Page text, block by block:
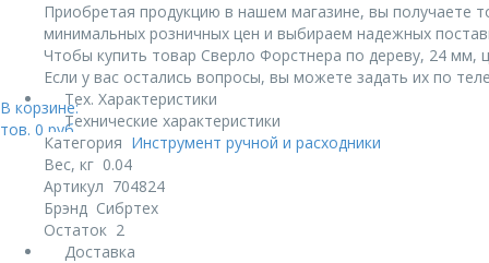
В корзине:
тов. 0 руб.
Приобретая продукцию в нашем магазине, вы получаете
минимальных розничных цен и выбираем надежных
Чтобы купить товар Сверло Форстнера по дереву, 24 мм,
Если у вас остались вопросы, вы можете задать их по
Тех. Характеристики
Технические характеристики
Категория Инструмент ручной и расходники
Вес, кг 0.04
Артикул 704824
Брэнд Сибртех
Остаток 2
Доставка